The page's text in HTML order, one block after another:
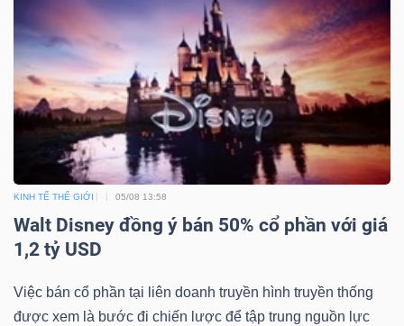
KINH TẾ THẾ GIỚI 05/08 13:58
Walt Disney đồng ý bán 50% cổ phần với giá
1,2 tỷ USD
Việc bán cổ phần tại liên doanh truyền hình truyền thống
được xem là bước đi chiến lược để tập trung nguồn lực